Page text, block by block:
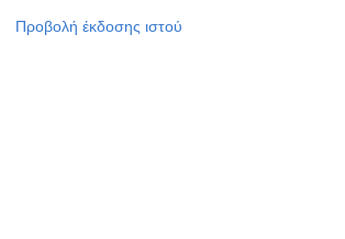
Προβολή έκδοσης ιστού